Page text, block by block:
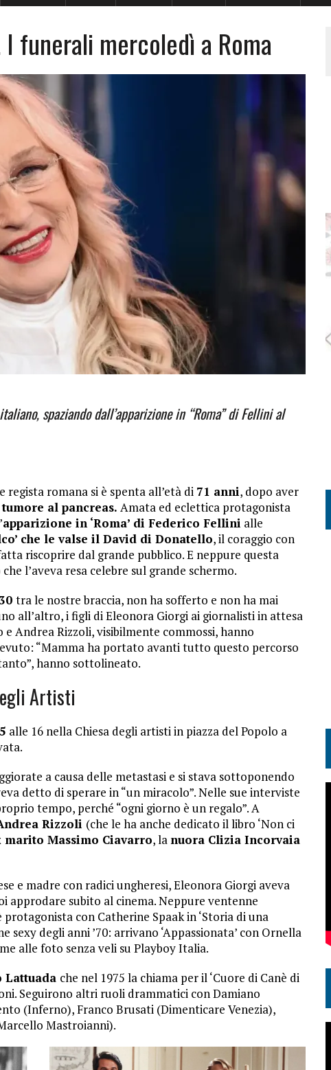
funerali mercoledì a Roma
spaziando dall’apparizione in “Roma” di Fellini al
regista romana si è spenta all’età di 71 anni, dopo aver
al pancreas. Amata ed eclettica protagonista
apparizione in ‘Roma’ di Federico Fellini alle
che le valse il David di Donatello, il coraggio con
riscoprire dal grande pubblico. E neppure questa
l’aveva resa celebre sul grande schermo.
tra le nostre braccia, non ha sofferto e non ha mai
all’altro, i figli di Eleonora Giorgi ai giornalisti in attesa
e Andrea Rizzoli, visibilmente commossi, hanno
“Mamma ha portato avanti tutto questo percorso
hanno sottolineato.
Artisti
alle 16 nella Chiesa degli artisti in piazza del Popolo a
a causa delle metastasi e si stava sottoponendo
detto di sperare in “un miracolo”. Nelle sue interviste
tempo, perché “ogni giorno è un regalo”. A
Rizzoli (che le ha anche dedicato il libro ‘Non ci
marito Massimo Ciavarro, la nuora Clizia Incorvaia
e madre con radici ungheresi, Eleonora Giorgi aveva
approdare subito al cinema. Neppure ventenne
protagonista con Catherine Spaak in ‘Storia di una
sexy degli anni ’70: arrivano ‘Appassionata’ con Ornella
alle foto senza veli su Playboy Italia.
Lattuada che nel 1975 la chiama per il ‘Cuore di Canè di
Seguirono altri ruoli drammatici con Damiano
(Inferno), Franco Brusati (Dimenticare Venezia),
Mastroianni).